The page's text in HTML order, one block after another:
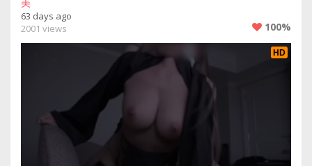
63 days ago
2001 views
100%
HD